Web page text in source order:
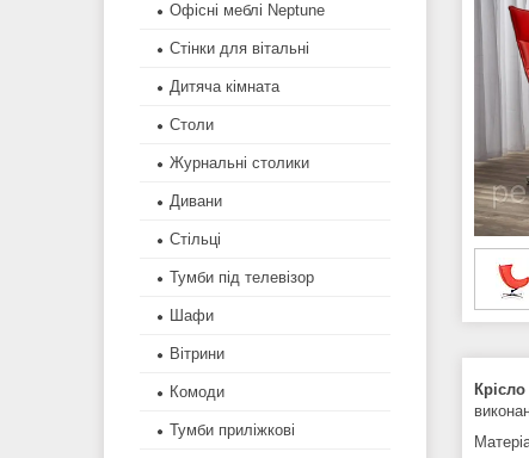
Офісні меблі Neptune
Стінки для вітальні
Дитяча кімната
Столи
Журнальні столики
Дивани
Стільці
Тумби під телевізор
Шафи
Вітрини
Комоди
Тумби приліжкові